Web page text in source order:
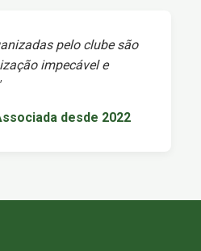
pelo clube são
impecável e
desde 2022